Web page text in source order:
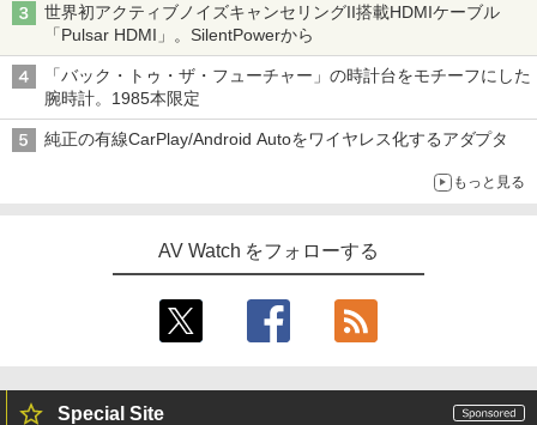
世界初アクティブノイズキャンセリングII搭載HDMIケーブル
「Pulsar HDMI」。SilentPowerから
「バック・トゥ・ザ・フューチャー」の時計台をモチーフにした
腕時計。1985本限定
純正の有線CarPlay/Android Autoをワイヤレス化するアダプタ
もっと見る
AV Watch をフォローする
Special Site